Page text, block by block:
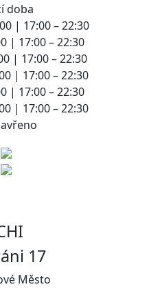
doba
| 17:00 – 22:30
| 17:00 – 22:30
| 17:00 – 22:30
| 17:00 – 22:30
| 17:00 – 22:30
| 17:00 – 22:30
17
Město